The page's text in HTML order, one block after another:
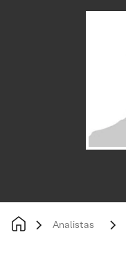
Analistas